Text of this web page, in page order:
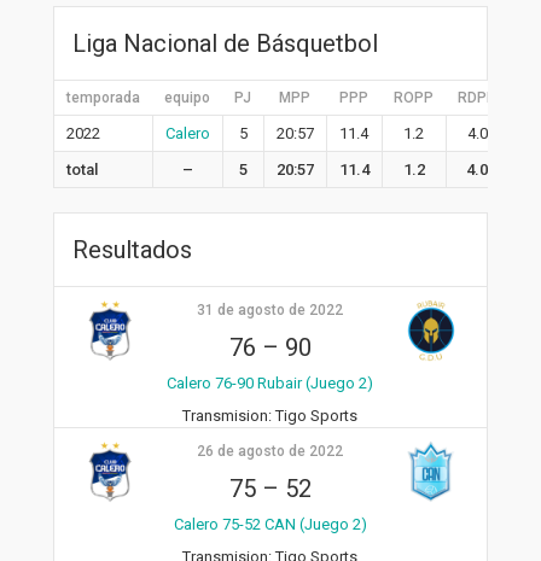
Liga Nacional de Básquetbol
temporada equipo PJ MPP PPP ROPP RDPP
2022 Calero 5 20:57 11.4 1.2 4.0
total
– 5 20:57 11.4 1.2 4.0
Resultados
31 de agosto de 2022
76 – 90
Calero 76-90 Rubair (Juego 2)
Transmision:Tigo Sports
26 de agosto de 2022
75– 52
Calero 75-52 CAN (Juego 2)
Transmision:Tigo Sports